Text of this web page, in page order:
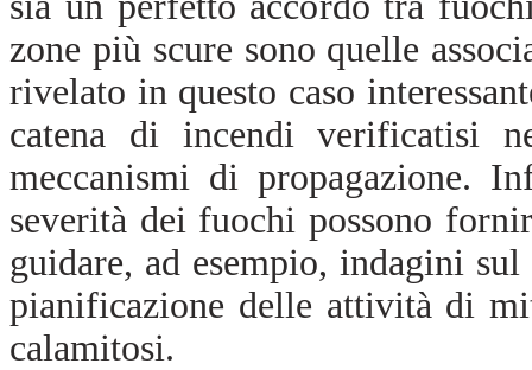
zone più scure sono quelle
rivelato in questo caso
catena di incendi verificatisi
meccanismi di propagazione.
severità dei fuochi possono
guidare, ad esempio, indagini
pianificazione delle attività di
calamitosi.